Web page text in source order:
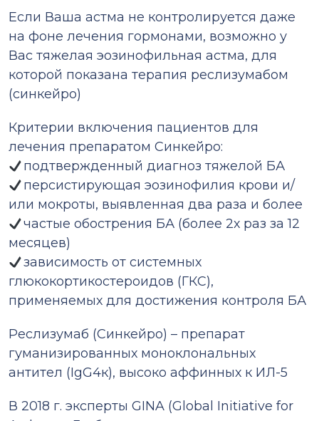
Если Ваша астма не контролируется даже
на фоне лечения гормонами, возможно у
Вас тяжелая эозинофильная астма, для
которой показана терапия реслизумабом
(синкейро)
Критерии включения пациентов для
лечения препаратом Синкейро:
подтвержденный диагноз тяжелой БА
персистирующая эозинофилия крови и/
или мокроты, выявленная два раза и более
частые обострения БА (более 2х раз за 12
месяцев)
зависимость от системных
глюкокортикостероидов (ГКС),
применяемых для достижения контроля БА
Реслизумаб (Синкейро) – препарат
гуманизированных моноклональных
антител (IgG4к), высоко аффинных к ИЛ-5
В 2018 г. эксперты GINA (Global Initiative for